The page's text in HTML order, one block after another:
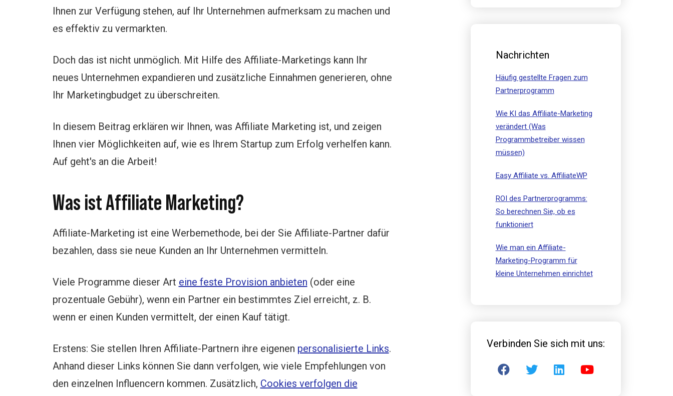
Ihnen zur Verfügung stehen, auf Ihr Unternehmen aufmerksam zu machen und
es effektiv zu vermarkten.
Doch das ist nicht unmöglich. Mit Hilfe des Affiliate-Marketings kann Ihr
neues Unternehmen expandieren und zusätzliche Einnahmen generieren, ohne
Ihr Marketingbudget zu überschreiten.
In diesem Beitrag erklären wir Ihnen, was Affiliate Marketing ist, und zeigen
Ihnen vier Möglichkeiten auf, wie es Ihrem Startup zum Erfolg verhelfen kann.
Auf geht's an die Arbeit!
Was ist Affiliate Marketing?
Affiliate-Marketing ist eine Werbemethode, bei der Sie Affiliate-Partner dafür
bezahlen, dass sie neue Kunden an Ihr Unternehmen vermitteln.
Viele Programme dieser Art eine feste Provision anbieten (oder eine
prozentuale Gebühr), wenn ein Partner ein bestimmtes Ziel erreicht, z. B.
wenn er einen Kunden vermittelt, der einen Kauf tätigt.
Erstens: Sie stellen Ihren Affiliate-Partnern ihre eigenen personalisierte Links.
Anhand dieser Links können Sie dann verfolgen, wie viele Empfehlungen von
den einzelnen Influencern kommen. Zusätzlich, Cookies verfolgen die
Nachrichten
Häufig gestellte Fragen zum
Partnerprogramm
Wie KI das Affiliate-Marketing
verändert (Was
Programmbetreiber wissen
müssen)
Easy Affiliate vs. AffiliateWP
ROI des Partnerprogramms:
So berechnen Sie, ob es
funktioniert
Wie man ein Affiliate-
Marketing-Programm für
kleine Unternehmen einrichtet
Verbinden Sie sich mit uns: